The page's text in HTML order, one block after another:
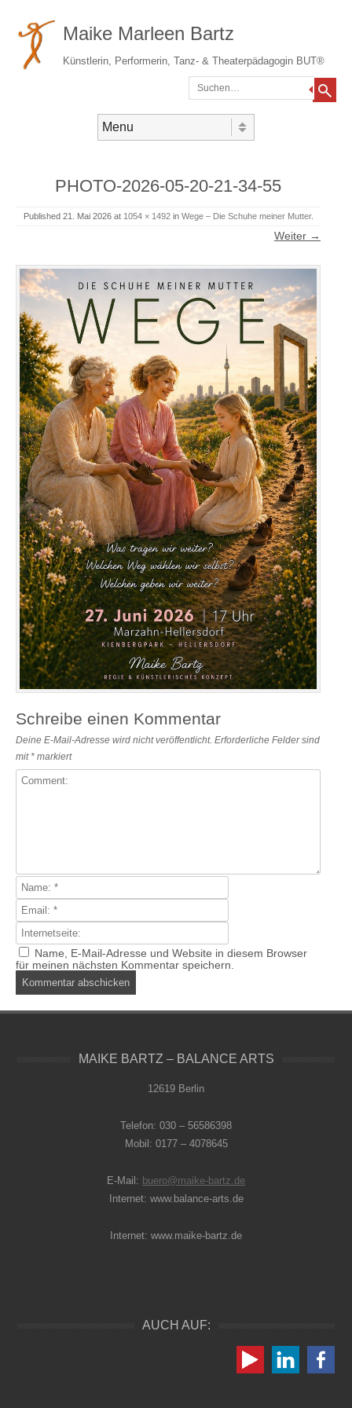
Maike Marleen Bartz
Künstlerin, Performerin, Tanz- & Theaterpädagogin BUT®
Suchen
PHOTO-2026-05-20-21-34-55
Published 21. Mai 2026at 1054 × 1492in Wege – Die Schuhe meiner Mutter.
Weiter →
Schreibe einen Kommentar
Deine E-Mail-Adresse wird nicht veröffentlicht. Erforderliche Felder sind
mit * markiert
Name, E-Mail-Adresse und Website in diesem Browser
für meinen nächsten Kommentar speichern.
MAIKE BARTZ – BALANCE ARTS
12619 Berlin
Telefon: 030 – 56586398
Mobil: 0177 – 4078645
E-Mail: buero@maike-bartz.de
Internet: www.balance-arts.de
Internet: www.maike-bartz.de
AUCH AUF: